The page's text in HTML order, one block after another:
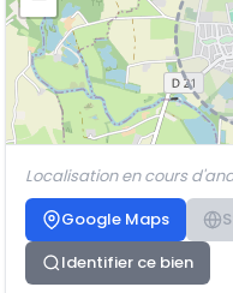
Localisation en cours
Google Maps
Identifier ce bien